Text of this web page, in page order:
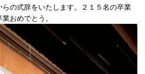
の式辞をいたします。２１５名の卒業
おめでとう。